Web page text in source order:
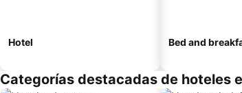
Hotel Bed and
Categorías destacadas de hoteles